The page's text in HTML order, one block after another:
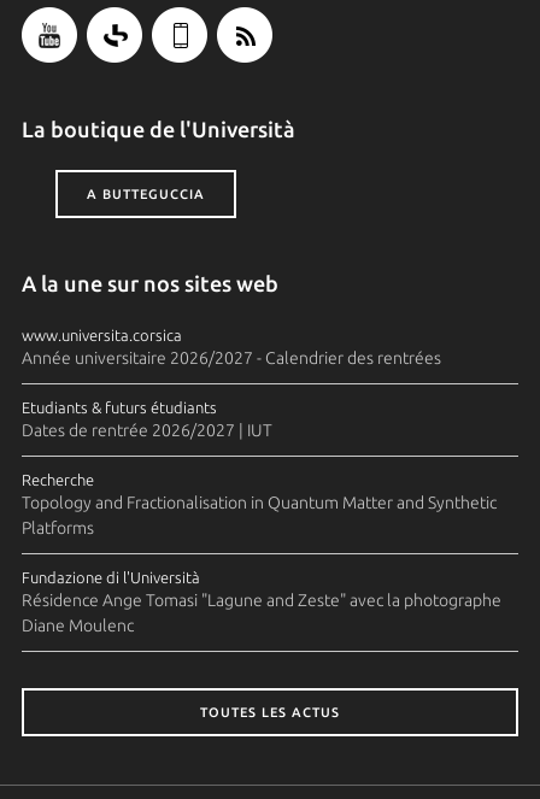
La boutique de l'Università
A BUTTEGUCCIA
A la une sur nos sites web
www.universita.corsica
Année universitaire 2026/2027 - Calendrier des rentrées
Etudiants & futurs étudiants
Dates de rentrée 2026/2027 | IUT
Recherche
Topology and Fractionalisation in Quantum Matter and Synthetic
Platforms
Fundazione di l'Università
Résidence Ange Tomasi "Lagune and Zeste" avec la photographe
Diane Moulenc
TOUTES LES ACTUS